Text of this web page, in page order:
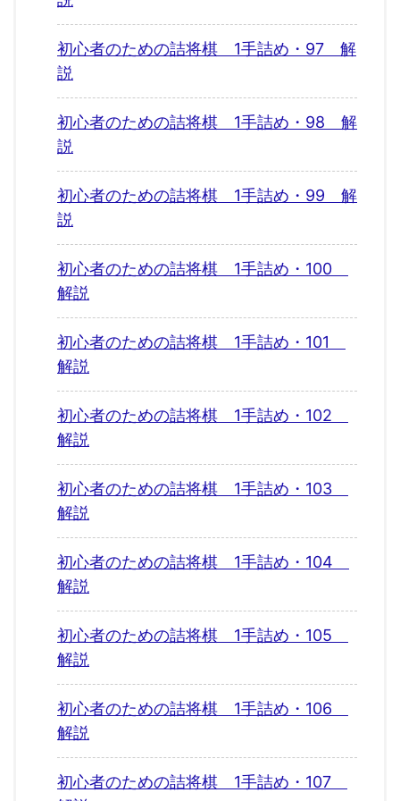
初心者のための詰将棋 1手詰め・97 解
説
初心者のための詰将棋 1手詰め・98 解
説
初心者のための詰将棋 1手詰め・99 解
説
初心者のための詰将棋 1手詰め・100
解説
初心者のための詰将棋 1手詰め・101
解説
初心者のための詰将棋 1手詰め・102
解説
初心者のための詰将棋 1手詰め・103
解説
初心者のための詰将棋 1手詰め・104
解説
初心者のための詰将棋 1手詰め・105
解説
初心者のための詰将棋 1手詰め・106
解説
初心者のための詰将棋 1手詰め・107